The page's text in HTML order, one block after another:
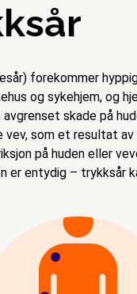
forekommer
og sykehjem, og
avgrenset skade på
vev, som et resultat
på huden eller
er entydig – trykksår